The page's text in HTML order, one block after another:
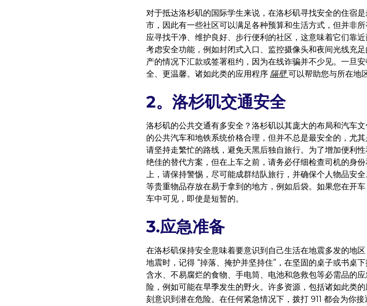
对于抵达洛杉矶的国际学生来说，在洛杉矶寻找安全的住宿
市，因此有一些社区可以满足各种预算和生活方式，但并非
应寻找干净、维护良好、步行便利的社区，这意味着它们靠
考虑安全功能，例如封闭式入口、监控摄像头和夜间光线充
产的情况下汇款或签署租约，因为在线诈骗并不少见。一旦
全、更温馨。诸如此类的应用程序 隔壁 可以帮助您与所在地
2。洛杉矶交通安全
洛杉矶的公共交通有多安全？洛杉矶以其庞大的布局和汽车
的公共汽车和地铁系统价格合理，但并不总是最安全的，尤
请坚持走繁忙的路线，避免天黑后独自旅行。为了增加便利
绝佳的替代方案，但在上车之前，请务必仔细检查司机的身
上，请保持警惕，尽可能成群结队旅行，并确保个人物品安
等贵重物品存放在易于拿到的地方，例如后袋。如果您在开
车中可见，即使是短暂的。
3.应急准备
在洛杉矶保持安全意味着要意识到自己生活在地震多发的地
地震时，记得 “掉落、掩护并坚持住”，在坚固的桌子或书桌
含水、不易腐烂的食物、手电筒、电池和急救包等必需品的
险，例如可能在旱季发生的野火。许多资源，包括诸如此类
刻意识到潜在危险。在任何紧急情况下，拨打 911 都会为你